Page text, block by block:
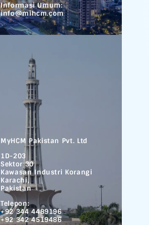
Informasi Umum:
info@mihcm.com
MyHCM Pakistan Pvt. Ltd
1D-203
Sektor 30
Kawasan Industri Korangi
Karachi,
Pakistan
Telepon:
+92 344 4489196
+92 342 4519486